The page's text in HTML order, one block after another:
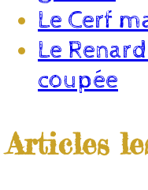
Le Cerf
Le
coupée
Articles